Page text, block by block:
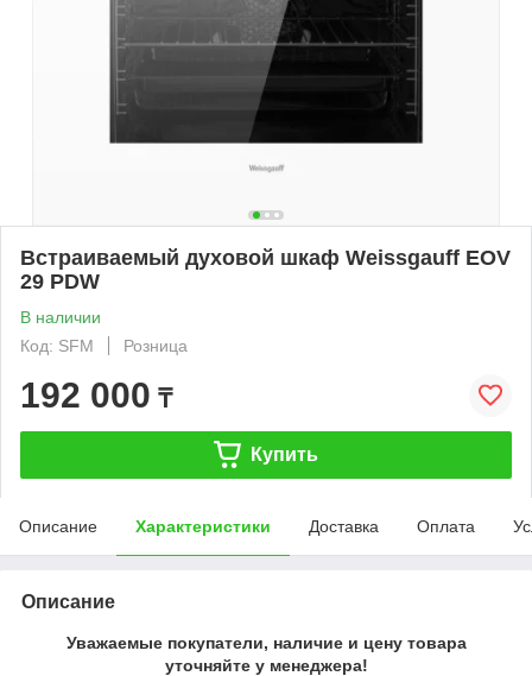
Встраиваемый духовой шкаф Weissgauff EOV
29 PDW
В наличии
Код: SFM
Розница
192 000 ₸
Купить
Описание Характеристики Доставка Оплата
Описание
Уважаемые покупатели, наличие и цену товара
уточняйте у менеджера!